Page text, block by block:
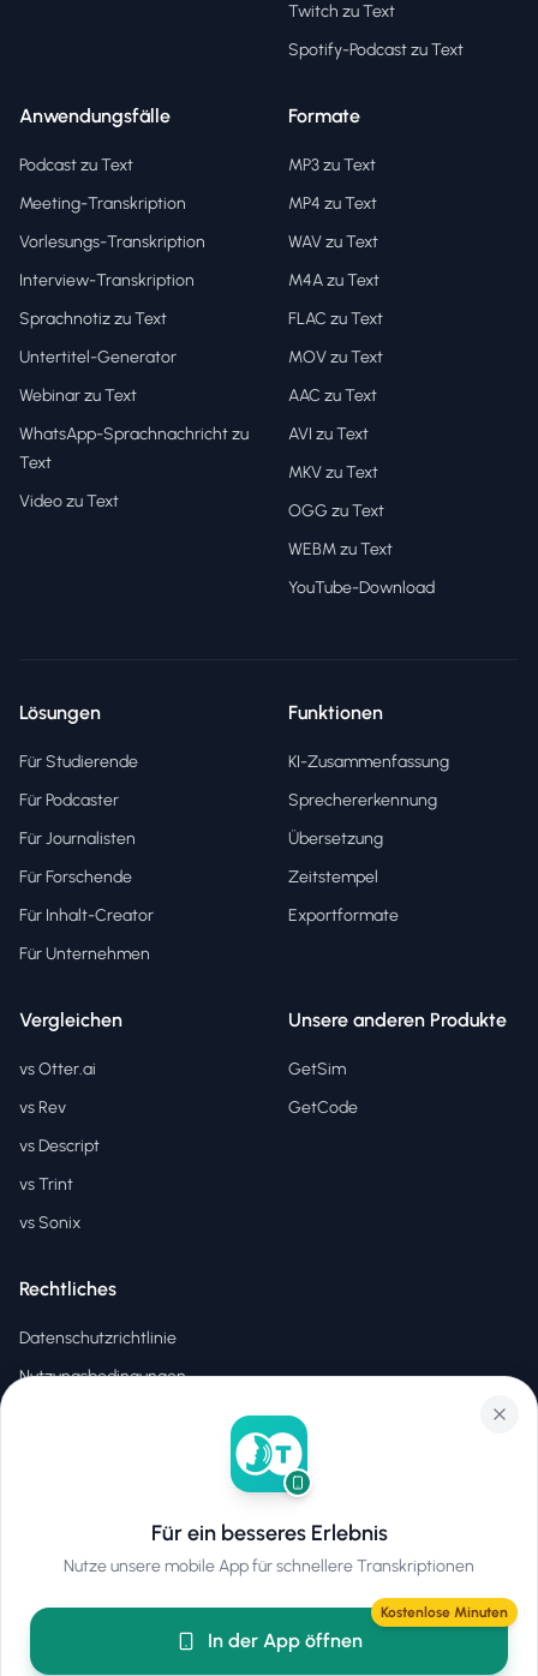
Twitch zu Text
Spotify-Podcast zu Text
Anwendungsfälle
Podcast zu Text
Meeting-Transkription
Vorlesungs-Transkription
Interview-Transkription
Sprachnotiz zu Text
Untertitel-Generator
Webinar zu Text
WhatsApp-Sprachnachricht zu
Text
Video zu Text
Formate
MP3 zu Text
MP4 zu Text
WAV zu Text
M4A zu Text
FLAC zu Text
MOV zu Text
AAC zu Text
AVI zu Text
MKV zu Text
OGG zu Text
WEBM zu Text
YouTube-Download
Lösungen
Für Studierende
Für Podcaster
Für Journalisten
Für Forschende
Für Inhalt-Creator
Für Unternehmen
Funktionen
KI-Zusammenfassung
Sprechererkennung
Übersetzung
Zeitstempel
Exportformate
Vergleichen
vs Otter.ai
vs Rev
vs Descript
vs Trint
vs Sonix
Unsere anderen Produkte
GetSim
GetCode
Rechtliches
Datenschutzrichtlinie
Nutzungsbedingungen
2026 Hear2Text.Alle Rechte vorbehalten.
Für ein besseres Erlebnis
Nutze unsere mobile App für schnellere Transkriptionen
In der App öffnen
Kostenlose Minuten